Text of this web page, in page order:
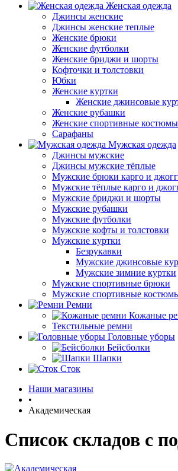
Женская одежда
Джинсы женские
Джинсы женские теплые
Женские брюки
Женские футболки
Женские бриджи и шорты
Кофточки и толстовки
Юбки
Женские куртки
Женские джинсовые
Женские рубашки
Женские спортивные костюмы
Сарафаны
Мужская одежда
Джинсы мужские
Джинсы мужские тёплые
Мужские брюки карго и
Мужские тёплые карго и
Мужские бриджи и шорты
Мужские рубашки
Мужские футболки
Мужские кофты и толстовки
Мужские куртки
Безрукавки
Мужские джинсовые
Мужские зимние куртки
Мужские спортивные брюки
Мужские спортивные
Ремни
Кожаные
Текстильные ремни
Головные уборы
Бейсболки
Шапки
Сток
Наши магазины
•
Академическая
Список складов с